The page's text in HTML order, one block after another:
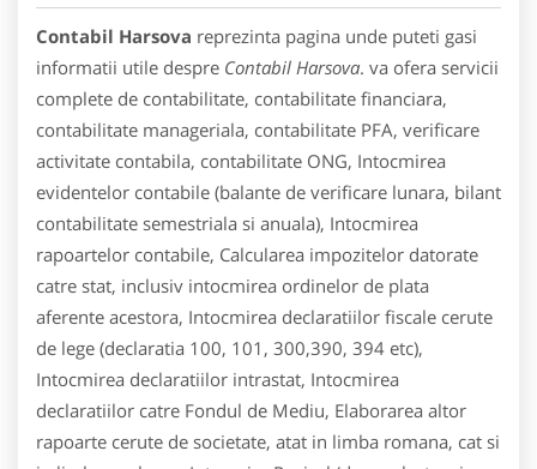
Contabil Harsova reprezinta pagina unde puteti gasi
informatii utile despre Contabil Harsova. va ofera servicii
complete de contabilitate, contabilitate financiara,
contabilitate manageriala, contabilitate PFA, verificare
activitate contabila, contabilitate ONG, Intocmirea
evidentelor contabile (balante de verificare lunara, bilant
contabilitate semestriala si anuala), Intocmirea
rapoartelor contabile, Calcularea impozitelor datorate
catre stat, inclusiv intocmirea ordinelor de plata
aferente acestora, Intocmirea declaratiilor fiscale cerute
de lege (declaratia 100, 101, 300,390, 394 etc),
Intocmirea declaratiilor intrastat, Intocmirea
declaratiilor catre Fondul de Mediu, Elaborarea altor
rapoarte cerute de societate, atat in limba romana, cat si